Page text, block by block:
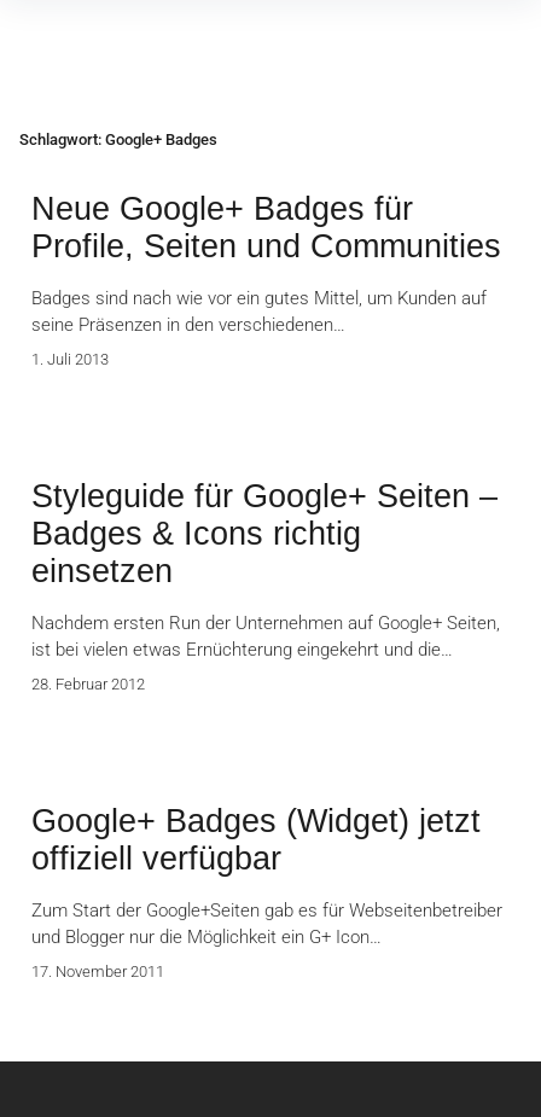
Schlagwort: Google+ Badges
Neue Google+ Badges für
Profile, Seiten und Communities
Badges sind nach wie vor ein gutes Mittel, um Kunden auf
seine Präsenzen in den verschiedenen…
1. Juli 2013
Styleguide für Google+ Seiten –
Badges & Icons richtig
einsetzen
Nachdem ersten Run der Unternehmen auf Google+ Seiten,
ist bei vielen etwas Ernüchterung eingekehrt und die…
28. Februar 2012
Google+ Badges (Widget) jetzt
offiziell verfügbar
Zum Start der Google+Seiten gab es für Webseitenbetreiber
und Blogger nur die Möglichkeit ein G+ Icon…
17. November 2011